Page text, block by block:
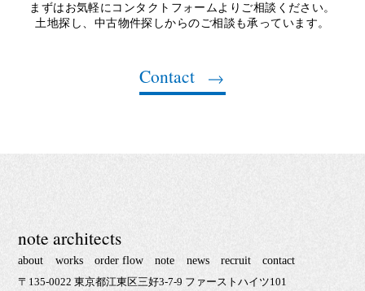
まずはお気軽にコンタクトフォームよりご相談ください。
土地探し、中古物件探しからのご相談も承っています。
Contact
note architects
about works order flow note news recruit contact
〒135-0022 東京都江東区三好3-7-9 ファーストハイツ101